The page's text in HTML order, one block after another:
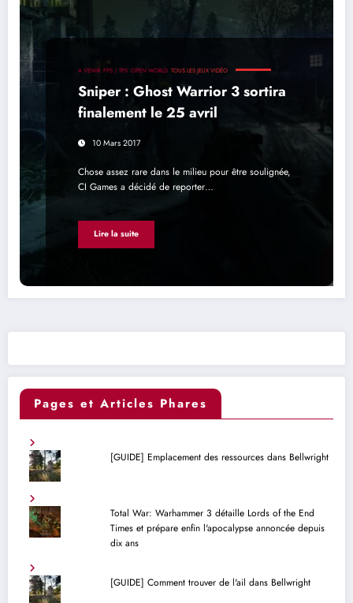
A VENIR FPS / TPS OPEN WORLD TOUS LES JEUX VIDÉO
Sniper : Ghost Warrior 3 sortira
finalement le 25 avril
10 Mars 2017
Chose assez rare dans le milieu pour être soulignée,
CI Games a décidé de reporter…
Lire la suite
Pages et Articles Phares
[GUIDE] Emplacement des ressources dans Bellwright
Total War: Warhammer 3 détaille Lords of the End
Times et prépare enfin l'apocalypse annoncée depuis
dix ans
[GUIDE] Comment trouver de l'ail dans Bellwright